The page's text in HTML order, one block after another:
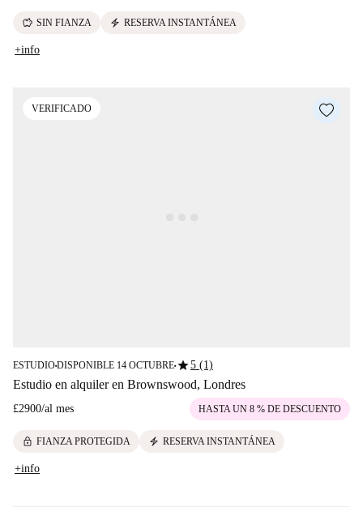
savings SIN FIANZA electric_bolt RESERVA INSTANTÁNEA
+info
VERIFICADO
ESTUDIO■DISPONIBLE 14 OCTUBRE■star5 (1)
Estudio en alquiler en Brownswood, Londres
£2900/al mes HASTA UN 8 % DE DESCUENTO
lock FIANZA PROTEGIDA electric_bolt RESERVA INSTANTÁNEA
+info